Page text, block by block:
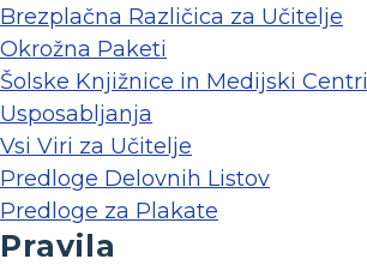
Brezplačna Različica za Učitelje
Okrožna Paketi
Šolske Knjižnice in Medijski Centri
Usposabljanja
Vsi Viri za Učitelje
Predloge Delovnih Listov
Predloge za Plakate
Pravila